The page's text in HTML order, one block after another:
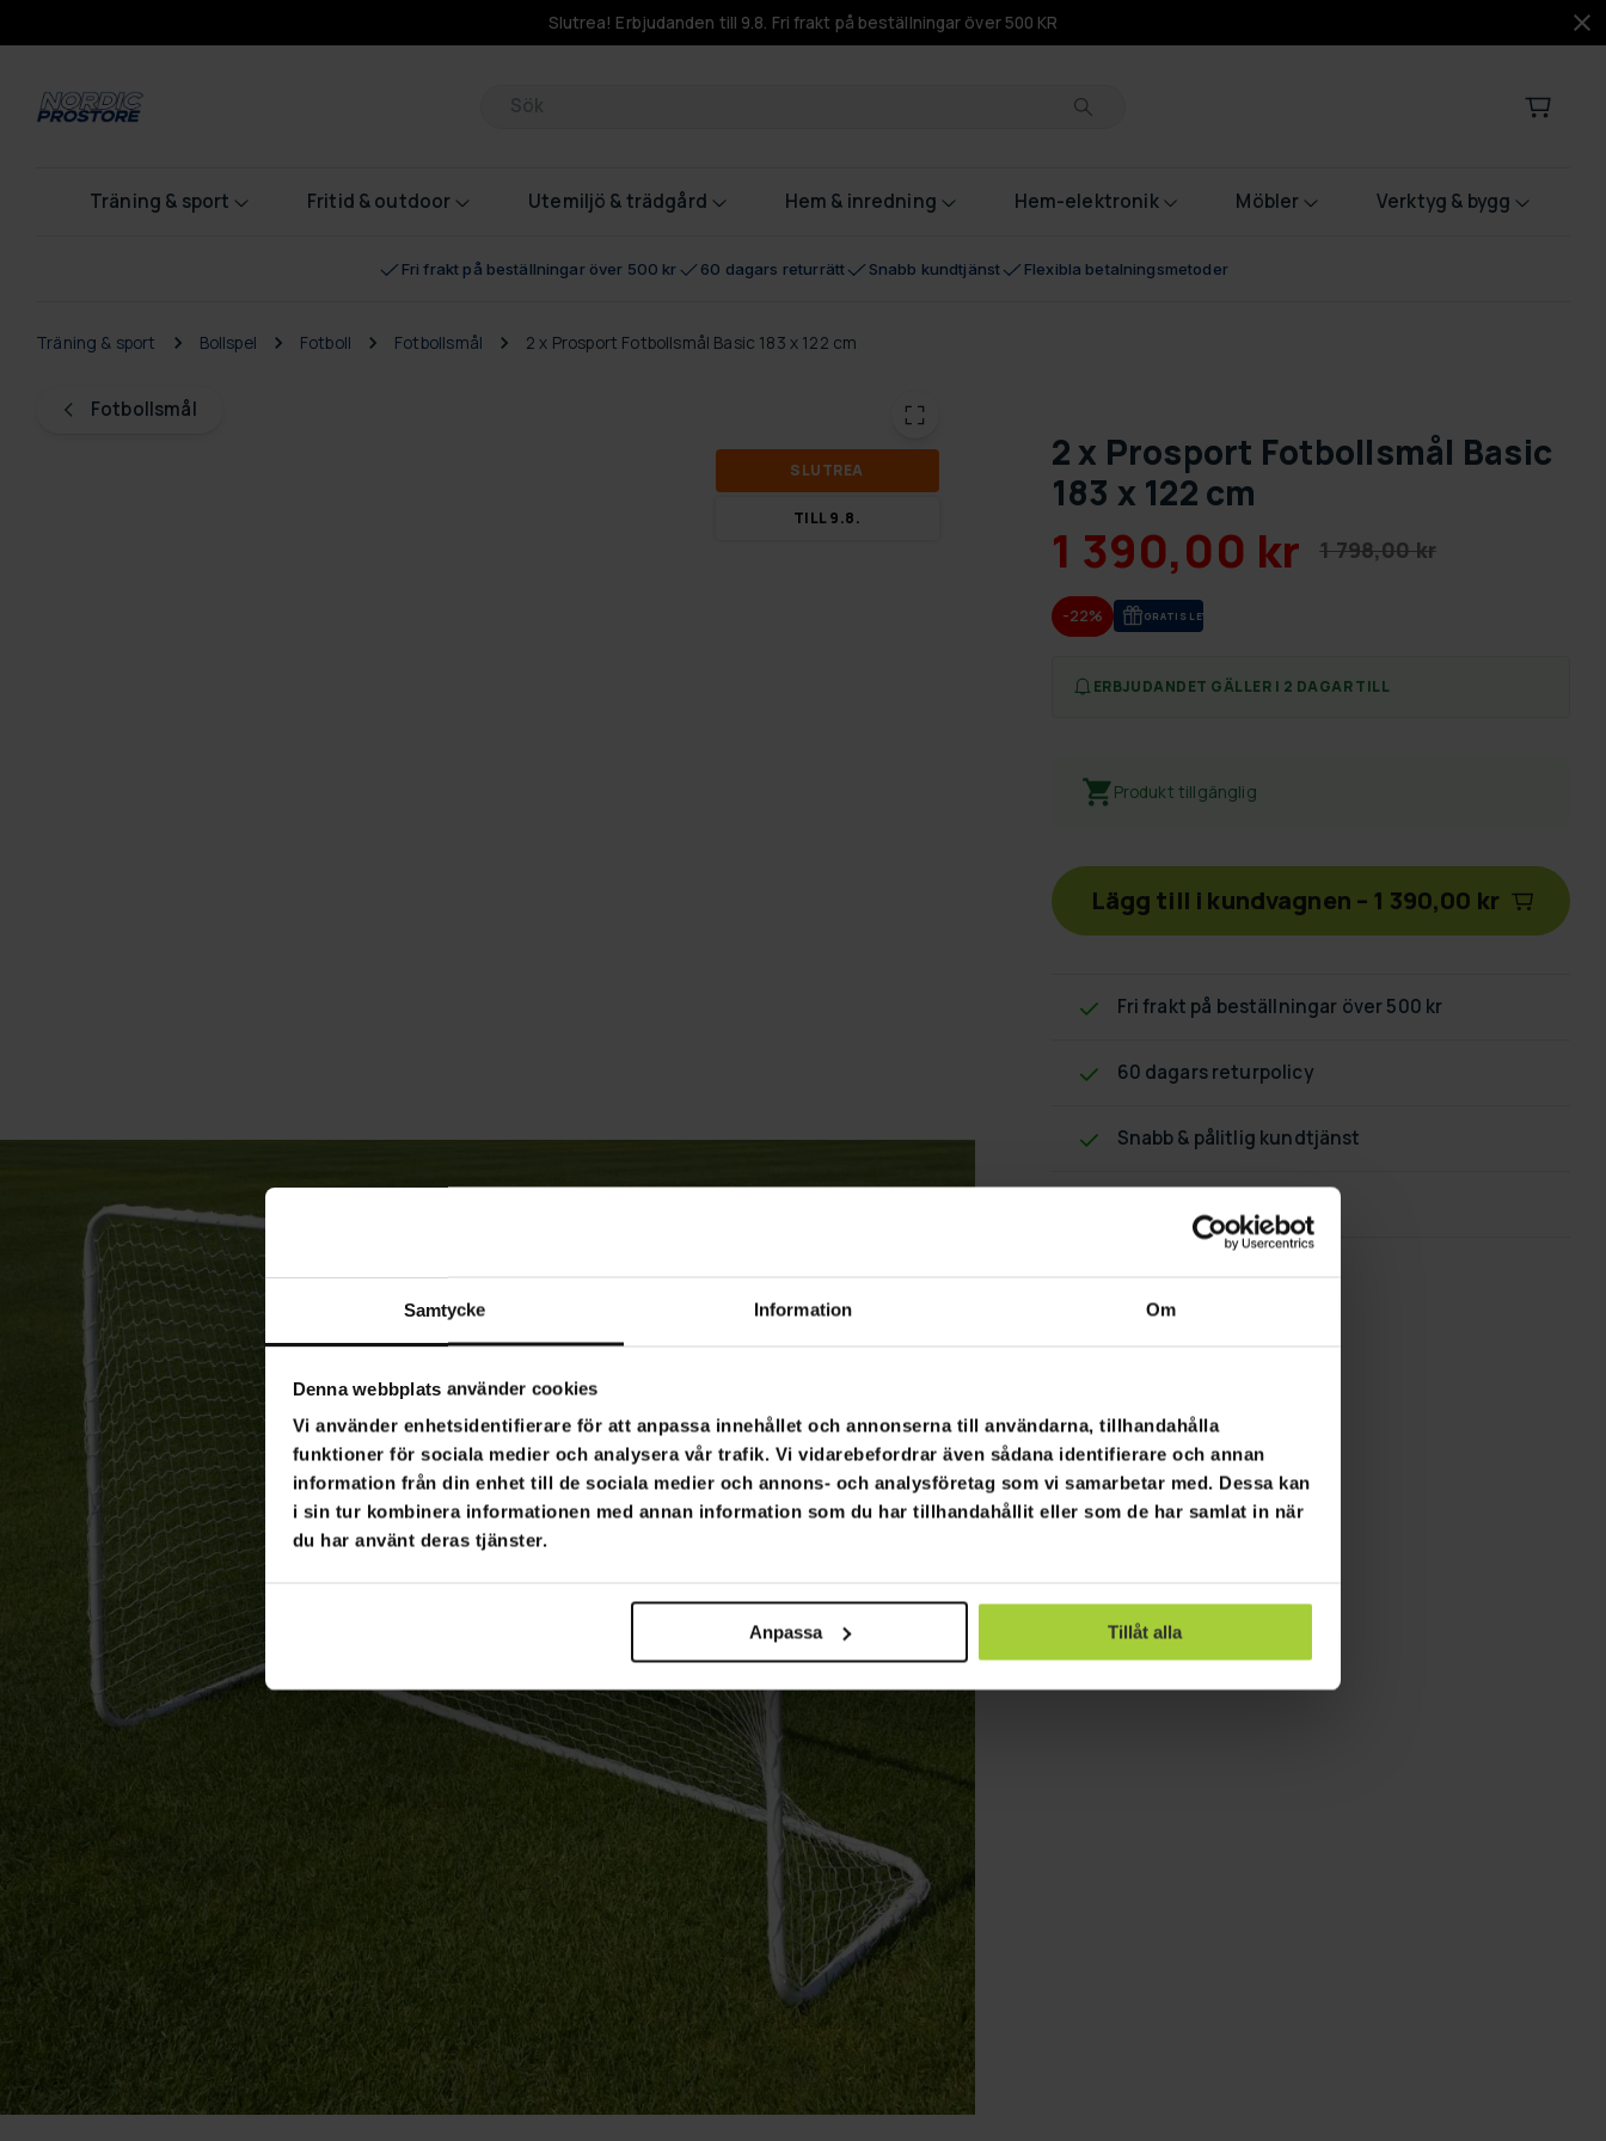
Samtycke Information Om
Denna webbplats använder cookies
Vi använder enhetsidentifierare för att anpassa innehållet och annonserna till användarna, tillhandahålla
funktioner för sociala medier och analysera vår trafik. Vi vidarebefordrar även sådana identifierare och annan
information från din enhet till de sociala medier och annons- och analysföretag som vi samarbetar med. Dessa kan
i sin tur kombinera informationen med annan information som du har tillhandahållit eller som de har samlat in när
du har använt deras tjänster.
Anpassa Tillåt alla
Slutrea! Erbjudanden till 9.8. Fri frakt på beställningar över 500 KR
Produkter
Träning & sport Fritid & outdoor Utemiljö & trädgård Hem & inredning Hem-elektronik Möbler Verktyg & bygg
Fri frakt på beställningar över 500 kr 60 dagars returrätt Snabb kundtjänst Flexibla betalningsmetoder
Fotbollsmål
Träning & sport Bollspel Fotboll Fotbollsmål 2 x Prosport Fotbollsmål Basic 183 x 122 cm
SLUT­REA
TILL 9.8.
2 x Prosport Fotbollsmål Basic
183 x 122 cm
1 390,00 kr 1 798,00 kr
-22% GRA­TIS LE­VE­RANS
ERBJUDANDET GÄLLER I 2 DAGAR TILL
Produkt tillgänglig
Lägg till i kundvagnen – 1 390,00 kr
Fri frakt på beställningar över 500 kr
60 dagars returpolicy
Snabb & pålitlig kundtjänst